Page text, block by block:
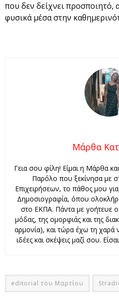
που δεν δείχνει προσποιητό,
φυσικά μέσα στην
Μάρθα
Γεια σου φίλη! Είμαι η Μάρθα
Παρόλο που ξεκίνησα με
Επιχειρήσεων, το πάθος μου
Δημοσιογραφία, όπου
στο ΕΚΠΑ. Πάντα με γοήτευε
μόδας, της ομορφιάς και της
αρμονία), και τώρα έχω τη χαρά
ιδέες και σκέψεις μαζί σου.
editorial του Μαρτίου